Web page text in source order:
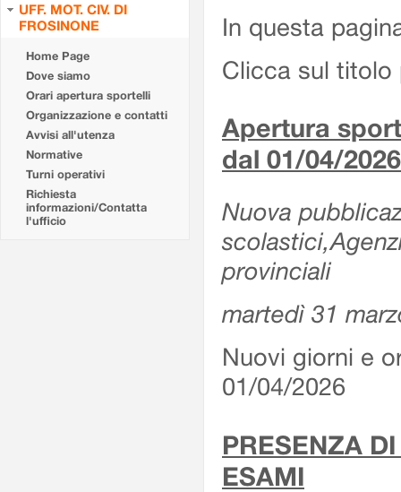
UFF. MOT. CIV. DI
FROSINONE
Home Page
Dove siamo
Orari apertura sportelli
Organizzazione e contatti
Avvisi all'utenza
Normative
Turni operativi
Richiesta
informazioni/Contatta
l'ufficio
In questa
Clicca sul titolo
Apertura
dal 01/04/2026
Nuova
provinciali
martedì 31
Nuovi giorni e
01/04/2026
PRESENZA
ESAMI